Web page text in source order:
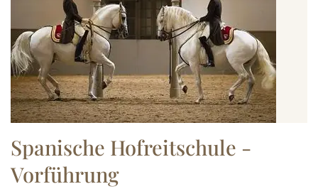
Spanische Hofreitschule -
Vorführung